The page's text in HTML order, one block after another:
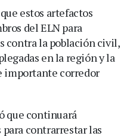
estos artefactos
del ELN para
contra la población civil,
en la región y la
importante corredor
que continuará
contrarrestar las